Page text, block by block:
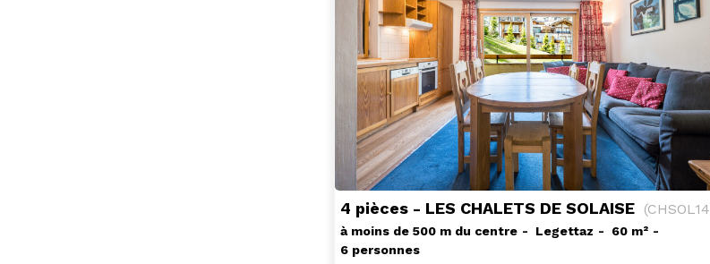
4 pièces - LES CHALETS DE SOLAISE (CHSOL14
à moins de 500 m du centre Legettaz 60 m²
6 personnes